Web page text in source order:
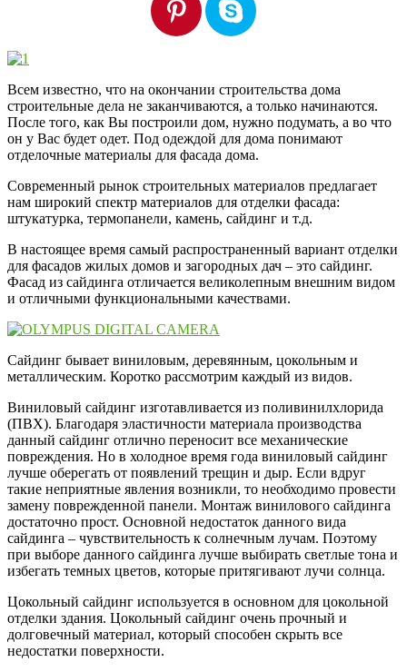
Всем известно, что на окончании строительства дома
строительные дела не заканчиваются, а только начинаются.
После того, как Вы построили дом, нужно подумать, а во что
он у Вас будет одет. Под одеждой для дома понимают
отделочные материалы для фасада дома.
Современный рынок строительных материалов предлагает
нам широкий спектр материалов для отделки фасада:
штукатурка, термопанели, камень, сайдинг и т.д.
В настоящее время самый распространенный вариант отделки
для фасадов жилых домов и загородных дач – это сайдинг.
Фасад из сайдинга отличается великолепным внешним видом
и отличными функциональными качествами.
Сайдинг бывает виниловым, деревянным, цокольным и
металлическим. Коротко рассмотрим каждый из видов.
Виниловый сайдинг изготавливается из поливинилхлорида
(ПВХ). Благодаря эластичности материала производства
данный сайдинг отлично переносит все механические
повреждения. Но в холодное время года виниловый сайдинг
лучше оберегать от появлений трещин и дыр. Если вдруг
такие неприятные явления возникли, то необходимо провести
замену поврежденной панели. Монтаж винилового сайдинга
достаточно прост. Основной недостаток данного вида
сайдинга – чувствительность к солнечным лучам. Поэтому
при выборе данного сайдинга лучше выбирать светлые тона и
избегать темных цветов, которые притягивают лучи солнца.
Цокольный сайдинг используется в основном для цокольной
отделки здания. Цокольный сайдинг очень прочный и
долговечный материал, который способен скрыть все
недостатки поверхности.